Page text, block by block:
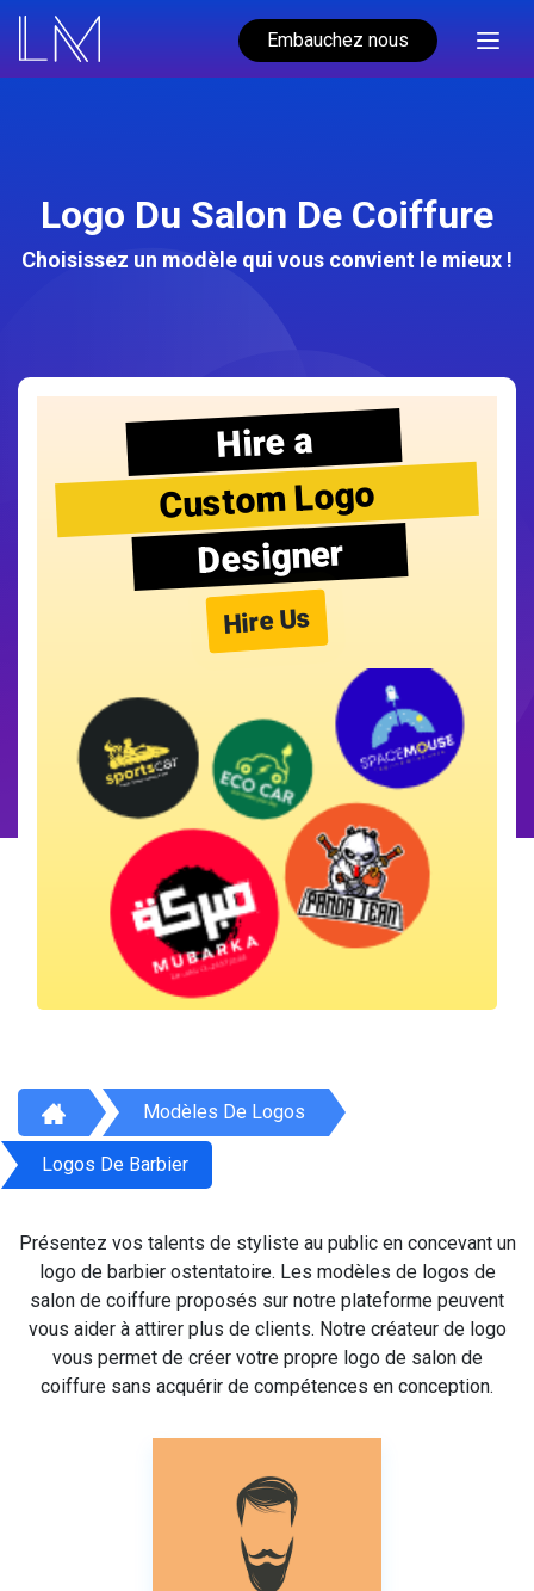
Embauchez nous
Logo Du Salon De Coiffure
Choisissez un modèle qui vous convient le mieux !
Hire a
Custom Logo
Designer
Hire Us
Modèles De Logos
Logos De Barbier
Présentez vos talents de styliste au public en concevant un
logo de barbier ostentatoire. Les modèles de logos de
salon de coiffure proposés sur notre plateforme peuvent
vous aider à attirer plus de clients. Notre créateur de logo
vous permet de créer votre propre logo de salon de
coiffure sans acquérir de compétences en conception.